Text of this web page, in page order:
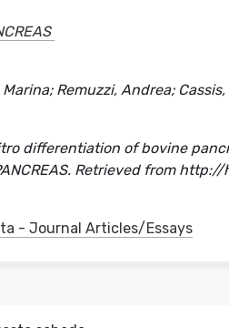
Remuzzi, Andrea;
differentiation of bovine
Retrieved from
- Journal Articles/Essays